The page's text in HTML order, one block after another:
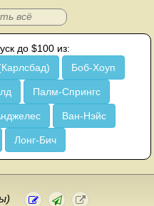
всё
до $100 из:
Боб-Хоуп
Палм-Спрингс
Ван-Нэйс
Лонг-Бич